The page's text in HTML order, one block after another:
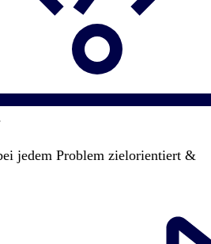
jedem Problem zielorientiert &